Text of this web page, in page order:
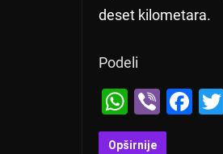
deset kilometara.
Podeli
W
h
Vi
b
F
Opširnije